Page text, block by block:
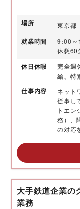
場所 東京都
就業時間 9:00
休憩60
休日休暇
完全週
給、特
仕事内容
ネット
従事し
トエン
務）、
の対応
大手鉄道企業の
業務